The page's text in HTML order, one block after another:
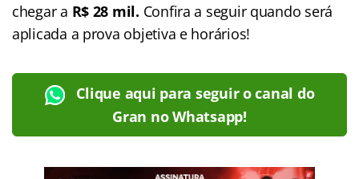
chegar a R$ 28 mil. Confira a seguir quando será
aplicada a prova objetiva e horários!
Clique aqui para seguir o canal do
Gran no Whatsapp!